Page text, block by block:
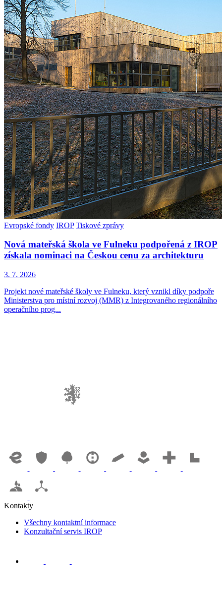
Evropské fondy IROP Tiskové zprávy
Nová mateřská škola ve Fulneku podpořená z IROP
získala nominaci na Českou cenu za architekturu
3. 7. 2026
Projekt nové mateřské školy ve Fulneku, který vznikl díky podpoře
Ministerstva pro místní rozvoj (MMR) z Integrovaného regionálního
operačního prog...
Kontakty
Všechny kontaktní informace
Konzultační servis IROP